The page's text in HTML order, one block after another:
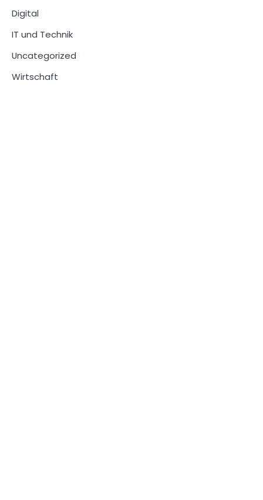
Digital
IT und Technik
Uncategorized
Wirtschaft